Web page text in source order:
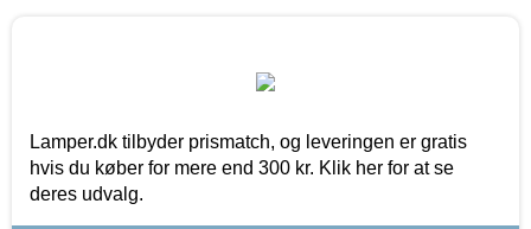
Lamper.dk tilbyder prismatch, og leveringen er gratis
hvis du køber for mere end 300 kr. Klik her for at se
deres udvalg.